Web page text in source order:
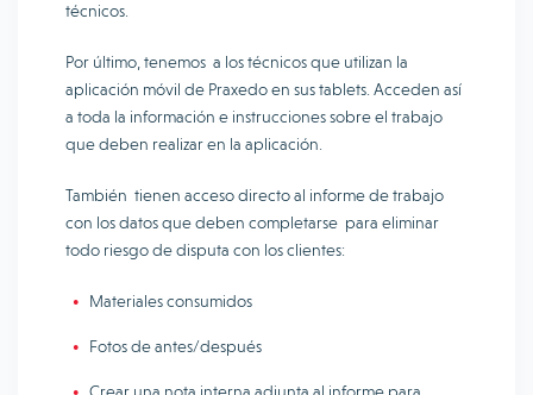
técnicos.
Por último, tenemos a los técnicos que utilizan la
aplicación móvil de Praxedo en sus tablets. Acceden así
a toda la información e instrucciones sobre el trabajo
que deben realizar en la aplicación.
También tienen acceso directo al informe de trabajo
con los datos que deben completarse para eliminar
todo riesgo de disputa con los clientes:
Materiales consumidos
Fotos de antes/después